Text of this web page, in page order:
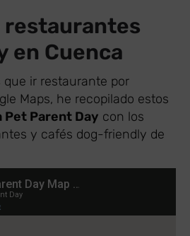
restaurantes
en Cuenca
que ir restaurante por
Maps, he recopilado estos
Pet Parent Day con los
y cafés dog-friendly de